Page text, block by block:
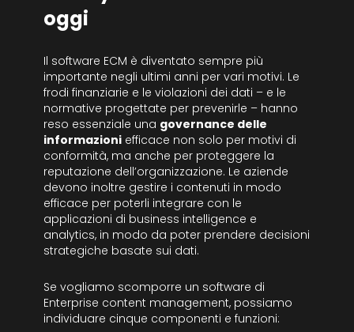
oggi
Il software ECM è diventato sempre più
importante negli ultimi anni per vari motivi. Le
frodi finanziarie e le violazioni dei dati – e le
normative progettate per prevenirle – hanno
reso essenziale una governance delle
informazioni efficace non solo per motivi di
conformità, ma anche per proteggere la
reputazione dell’organizzazione. Le aziende
devono inoltre gestire i contenuti in modo
efficace per poterli integrare con le
applicazioni di business intelligence e
analytics, in modo da poter prendere decisioni
strategiche basate sui dati.
Se vogliamo scomporre un software di
Enterprise content management, possiamo
individuare cinque componenti e funzioni: